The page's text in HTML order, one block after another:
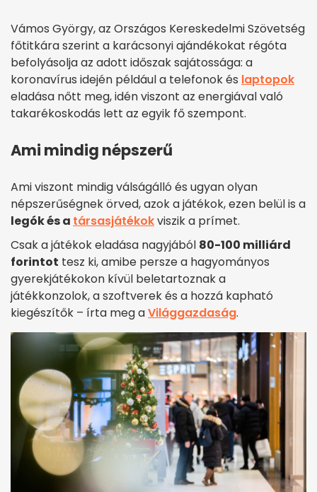
Vámos György, az Országos Kereskedelmi Szövetség
főtitkára szerint a karácsonyi ajándékokat régóta
befolyásolja az adott időszak sajátossága: a
koronavírus idején például a telefonok és laptopok
eladása nőtt meg, idén viszont az energiával való
takarékoskodás lett az egyik fő szempont.
Ami mindig népszerű
Ami viszont mindig válságálló és ugyan olyan
népszerűségnek örved, azok a játékok, ezen belül is a
legók és a társasjátékokviszik a prímet.
Csak a játékok eladása nagyjából 80-100 milliárd
forintot tesz ki, amibe persze a hagyományos
gyerekjátékokon kívül beletartoznak a
játékkonzolok, a szoftverek és a hozzá kapható
kiegészítők – írta meg aVilággazdaság.